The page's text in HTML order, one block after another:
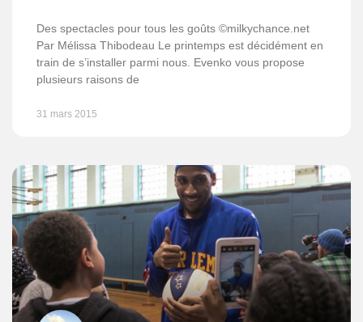
Des spectacles pour tous les goûts ©milkychance.net
Par Mélissa Thibodeau Le printemps est décidément en
train de s’installer parmi nous. Evenko vous propose
plusieurs raisons de
31 mars 2015